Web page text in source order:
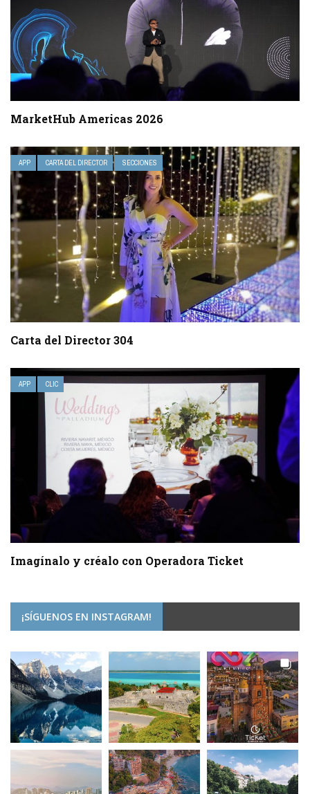
MarketHub Americas 2026
APP CARTA DEL DIRECTOR SECCIONES
Carta del Director 304
APP CLIC
Imagínalo y créalo con Operadora Ticket
¡SÍGUENOS EN INSTAGRAM!